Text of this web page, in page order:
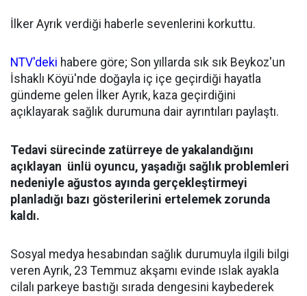
İlker Ayrık verdiği haberle sevenlerini korkuttu.
NTV'deki habere göre; Son yıllarda sık sık Beykoz'un
İshaklı Köyü'nde doğayla iç içe geçirdiği hayatla
gündeme gelen İlker Ayrık, kaza geçirdiğini
açıklayarak sağlık durumuna dair ayrıntıları paylaştı.
Tedavi sürecinde zatürreye de yakalandığını
açıklayan ünlü oyuncu, yaşadığı sağlık problemleri
nedeniyle ağustos ayında gerçekleştirmeyi
planladığı bazı gösterilerini ertelemek zorunda
kaldı.
Sosyal medya hesabından sağlık durumuyla ilgili bilgi
veren Ayrık, 23 Temmuz akşamı evinde ıslak ayakla
cilalı parkeye bastığı sırada dengesini kaybederek